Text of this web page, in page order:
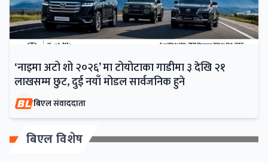
‘नाइमा अटो शो २०२६’ मा टोयोटाका गाडीमा ३ देखि २१
लाखसम्म छुट, दुई नयाँ मोडल सार्वजनिक हुने
बिएल संवाददाता
बिएल विशेष